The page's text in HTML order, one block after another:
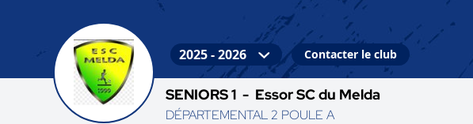
Contacter le club
SENIORS 1 - Essor SC du Melda
DÉPARTEMENTAL 2 POULE A